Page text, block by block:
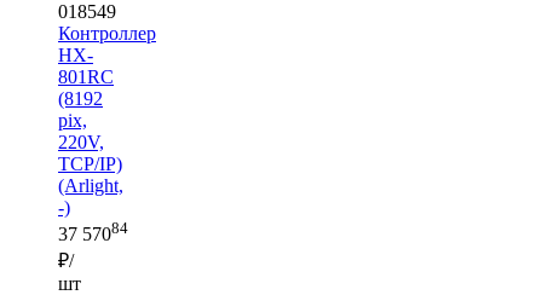
018549
Контроллер
HX-
801RC
(8192
pix,
220V,
TCP/IP)
(Arlight,
-)
37 57084
₽/
шт